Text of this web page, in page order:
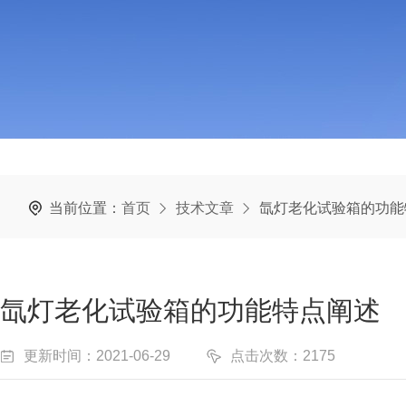
当前位置： 首页 技术文章 氙灯老化试验箱的功
氙灯老化试验箱的功能特点阐述
更新时间：2021-06-29 点击次数：2175